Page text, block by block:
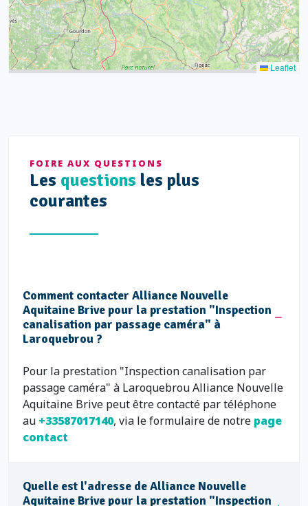
Leaflet
FOIRE AUX QUESTIONS
Les questions les plus
courantes
Comment contacter Alliance Nouvelle
Aquitaine Brive pour la prestation "Inspection
canalisation par passage caméra" à
Laroquebrou ?
Pour la prestation "Inspection canalisation par
passage caméra" à Laroquebrou Alliance Nouvelle
Aquitaine Brive peut être contacté par téléphone
au +33587017140, via le formulaire de notre page
contact
Quelle est l'adresse de Alliance Nouvelle
Aquitaine Brive pour la prestation "Inspection